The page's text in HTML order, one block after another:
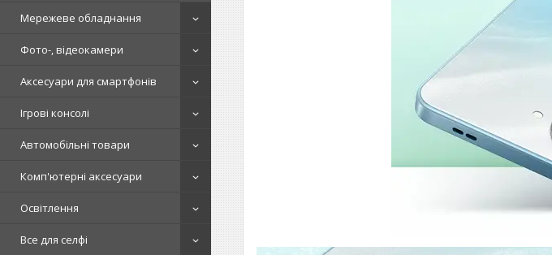
Мережеве обладнання
Фото-, відеокамери
Аксесуари для смартфонів
Ігрові консолі
Автомобільні товари
Комп'ютерні аксесуари
Освітлення
Все для селфі